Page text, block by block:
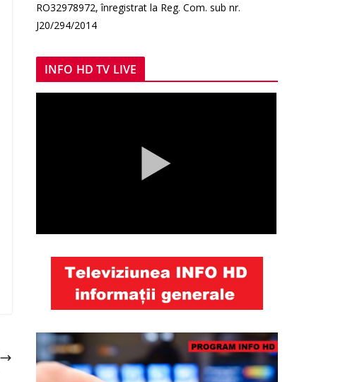
RO32978972, înregistrat la Reg. Com. sub nr.
J20/294/2014
INFO HD TV LIVE